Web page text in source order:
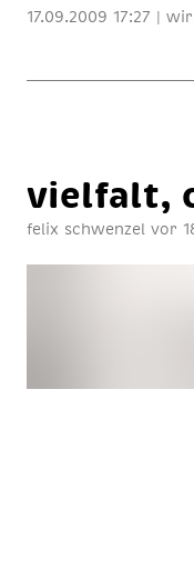
17.09.2009 17:27 |
viel­falt,
felix schwenzel vor